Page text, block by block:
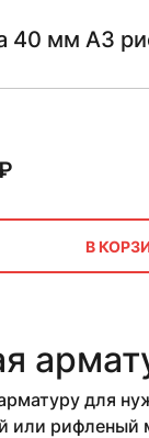
40 мм А3
В
для
или